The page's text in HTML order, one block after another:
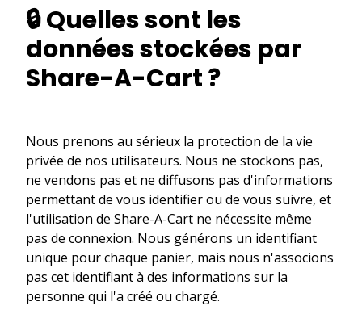
🔒 Quelles sont les
données stockées par
Share-A-Cart ?
Nous prenons au sérieux la protection de la vie
privée de nos utilisateurs. Nous ne stockons pas,
ne vendons pas et ne diffusons pas d'informations
permettant de vous identifier ou de vous suivre, et
l'utilisation de Share-A-Cart ne nécessite même
pas de connexion. Nous générons un identifiant
unique pour chaque panier, mais nous n'associons
pas cet identifiant à des informations sur la
personne qui l'a créé ou chargé.